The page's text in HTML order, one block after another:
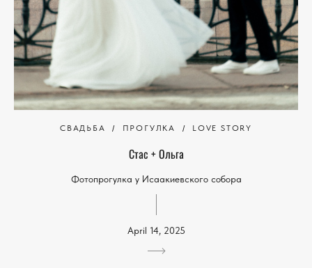
СВАДЬБА ПРОГУЛКА LOVE STORY
Стас + Ольга
Фотопрогулка у Исаакиевского собора
April 14, 2025